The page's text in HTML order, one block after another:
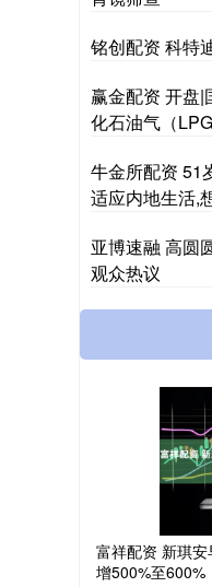
铭创配资 科特
赢金配资 开盘|
化石油气（
牛金所配资 51
适应内地生活,
亚博速融 高圆
观众热议
富祥配资 新琪
增500%至600%